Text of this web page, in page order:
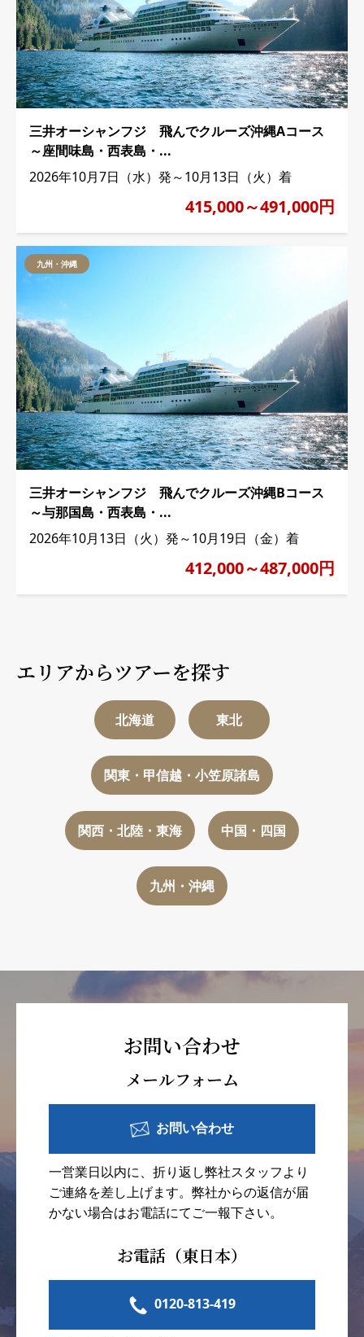
三井オーシャンフジ 飛んでクルーズ沖縄Aコース
～座間味島・西表島・...
2026年10月7日（水）発～10月13日（火）着
415,000～491,000円
九州・沖縄
三井オーシャンフジ 飛んでクルーズ沖縄Bコース
～与那国島・西表島・...
2026年10月13日（火）発～10月19日（金）着
412,000～487,000円
エリアからツアーを探す
北海道 東北
関東・甲信越・小笠原諸島
関西・北陸・東海 中国・四国
九州・沖縄
お問い合わせ
メールフォーム
お問い合わせ
一営業日以内に、折り返し弊社スタッフより
ご連絡を差し上げます。弊社からの返信が届
かない場合はお電話にてご一報下さい。
お電話（東日本）
0120-813-419